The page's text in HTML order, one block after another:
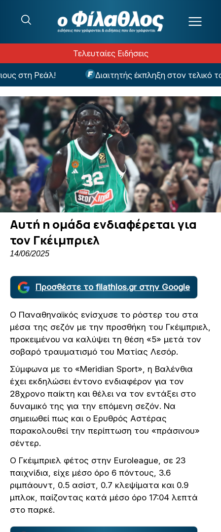
Τελευταίες Ειδήσεις
στη Ρεάλ! Διαιτητής έκπληξη στον τελικό
Αυτή η ομάδα ενδιαφέρεται για
τον Γκέιμπριελ
14/06/2025
Προσθέστε το filathlos.gr στην Google
Ο Παναθηναϊκός ενίσχυσε το ρόστερ του στα
μέσα της σεζόν με την προσθήκη του Γκέιμπριελ,
προκειμένου να καλύψει τη θέση «5» μετά τον
σοβαρό τραυματισμό του Ματίας Λεσόρ.
Σύμφωνα με το «Meridian Sport», η Βαλένθια
έχει εκδηλώσει έντονο ενδιαφέρον για τον
28χρονο παίκτη και θέλει να τον εντάξει στο
δυναμικό της για την επόμενη σεζόν. Να
σημειωθεί πως και ο Ερυθρός Αστέρας
παρακολουθεί την περίπτωση του «πράσινου»
σέντερ.
Ο Γκέιμπριελ φέτος στην Euroleague, σε 23
παιχνίδια, είχε μέσο όρο 6 πόντους, 3.6
ριμπάουντ, 0.5 ασίστ, 0.7 κλεψίματα και 0.9
μπλοκ, παίζοντας κατά μέσο όρο 17:04 λεπτά
στο παρκέ.